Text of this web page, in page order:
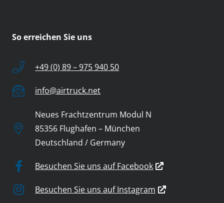
So erreichen Sie uns
+49 (0) 89 – 975 940 50
info@airtruck.net
Neues Frachtzentrum Modul N
85356 Flughafen – München
Deutschland / Germany
Besuchen Sie uns auf Facebook
Besuchen Sie uns auf Instagram